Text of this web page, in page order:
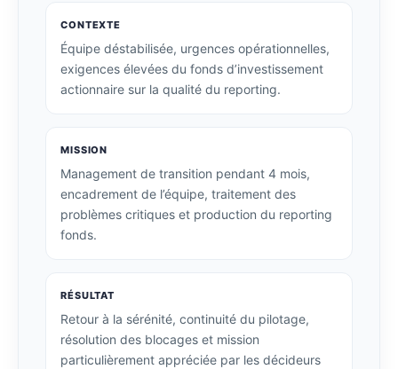
CONTEXTE
Équipe déstabilisée, urgences opérationnelles,
exigences élevées du fonds d’investissement
actionnaire sur la qualité du reporting.
MISSION
Management de transition pendant 4 mois,
encadrement de l’équipe, traitement des
problèmes critiques et production du reporting
fonds.
RÉSULTAT
Retour à la sérénité, continuité du pilotage,
résolution des blocages et mission
particulièrement appréciée par les décideurs